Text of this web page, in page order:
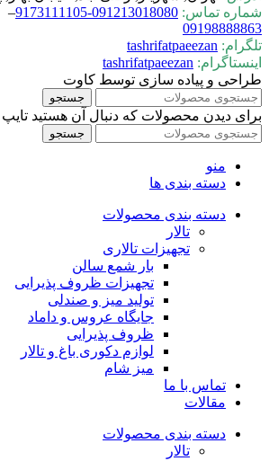
شماره تماس:
091213018080-9173111105
–
09198888863
تلگرام: tashrifatpaeezan
اینستاگرام: tashrifatpaeezan
طراحی و پیاده سازی توسط کاوت
جستجو
برای دیدن محصولات که دنبال آن هستید تایپ
جستجو
منو
دسته بندی ها
دسته بندی محصولات
تالار
تجهیزات تالاری
بار شمع سالن
تجهیزات ظروف پذیرایی
تولید میز و صندلی
جایگاه عروس و داماد
ظروف پذیرایی
لوازم دکوری باغ و تالار
میز شام
تماس با ما
مقالات
دسته بندی محصولات
تالار